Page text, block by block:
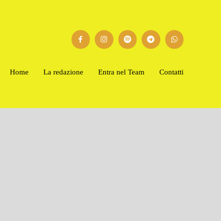
Home La redazione Entra nel Team Contatti